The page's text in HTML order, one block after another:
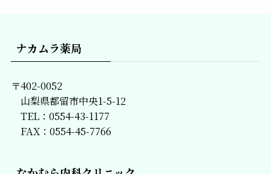
ナカムラ薬局
〒402-0052
山梨県都留市中央1-5-12
TEL：0554-43-1177
FAX：0554-45-7766